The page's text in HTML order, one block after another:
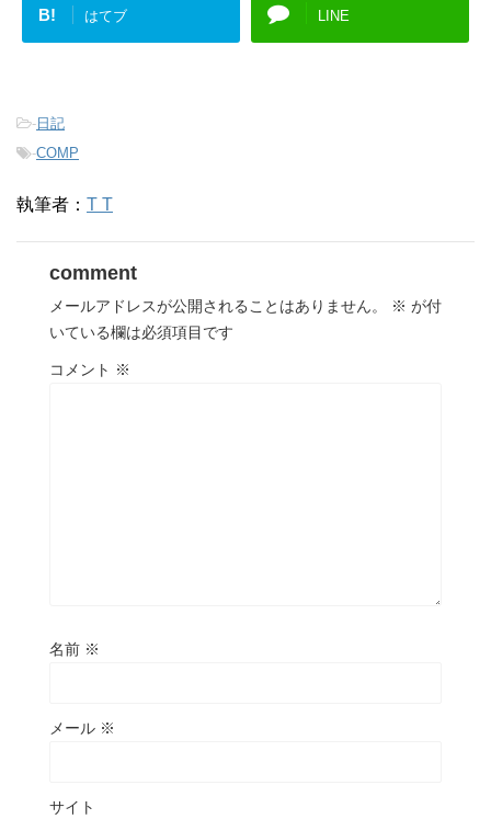
B! はてブ LINE
-日記
-COMP
執筆者： T T
comment
メールアドレスが公開されることはありません。 ※ が付
いている欄は必須項目です
コメント ※
名前 ※
メール ※
サイト